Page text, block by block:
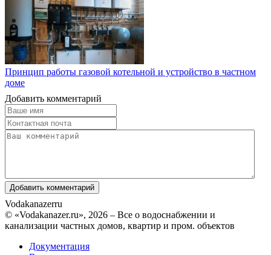
Принцип работы газовой котельной и устройство в частном
доме
Добавить комментарий
Vodakanazerru
© «Vodakanazer.ru», 2026 – Все о водоснабжении и
канализации частных домов, квартир и пром. объектов
Документация